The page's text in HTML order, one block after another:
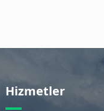
Hizmetler